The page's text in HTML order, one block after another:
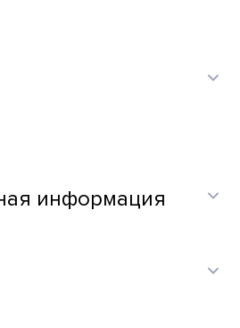
информация